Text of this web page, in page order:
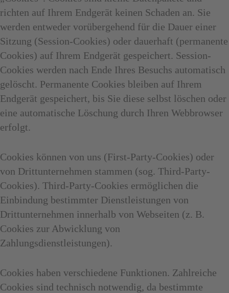
richten auf Ihrem Endgerät keinen Schaden an. Sie
werden entweder vorübergehend für die Dauer einer
Sitzung (Session-Cookies) oder dauerhaft (permanente
Cookies) auf Ihrem Endgerät gespeichert. Session-
Cookies werden nach Ende Ihres Besuchs automatisch
gelöscht. Permanente Cookies bleiben auf Ihrem
Endgerät gespeichert, bis Sie diese selbst löschen oder
eine automatische Löschung durch Ihren Webbrowser
erfolgt.
Cookies können von uns (First-Party-Cookies) oder
von Drittunternehmen stammen (sog. Third-Party-
Cookies). Third-Party-Cookies ermöglichen die
Einbindung bestimmter Dienstleistungen von
Drittunternehmen innerhalb von Webseiten (z. B.
Cookies zur Abwicklung von
Zahlungsdienstleistungen).
Cookies haben verschiedene Funktionen. Zahlreiche
Cookies sind technisch notwendig, da bestimmte